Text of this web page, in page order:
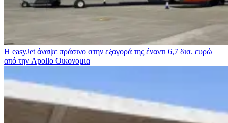
Η easyJet άναψε πράσινο στην εξαγορά της έναντι 6,7 δισ. ευρώ
από την Apollo Οικονομια